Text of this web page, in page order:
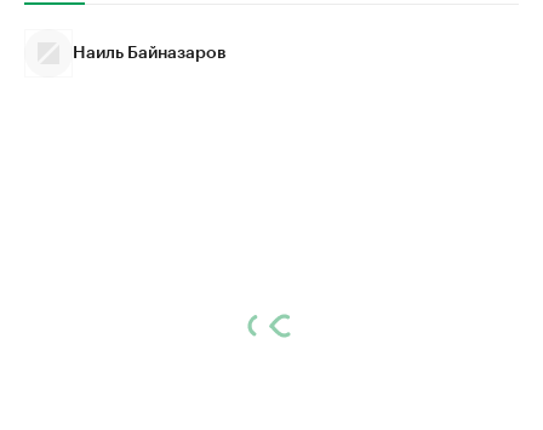
Наиль Байназаров